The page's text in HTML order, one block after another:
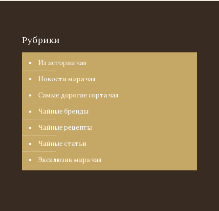
Рубрики
Из истории чая
Новости мира чая
Самые дорогие сорта чая
Чайные бренды
Чайные рецепты
Чайные статьи
Эксклюзив мира чая